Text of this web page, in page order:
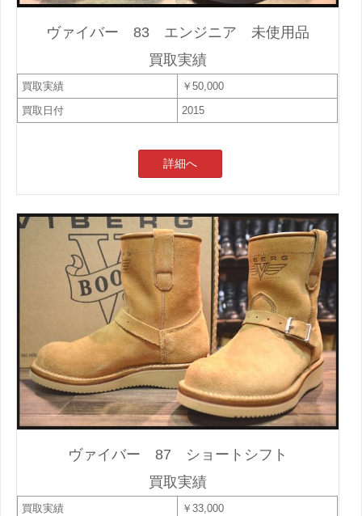
ヴァイバー 83 エンジニア 未使用品
買取実績
買取実績
￥50,000
買取日付
2015
詳細へ
ヴァイバー 87 ショートシフト
買取実績
買取実績
￥33,000